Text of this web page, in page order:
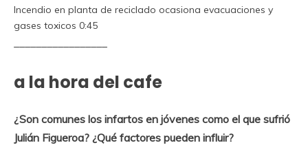
Incendio en planta de reciclado ocasiona evacuaciones y
gases toxicos 0:45
a la hora del cafe
¿Son comunes los infartos en jóvenes como el que sufrió
Julián Figueroa? ¿Qué factores pueden influir?